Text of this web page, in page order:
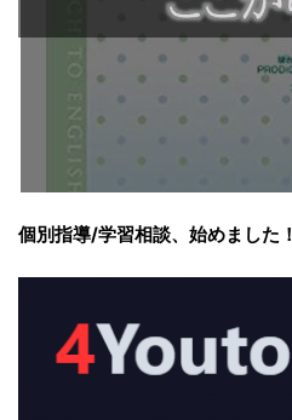
個別指導/学習相談、始めました！